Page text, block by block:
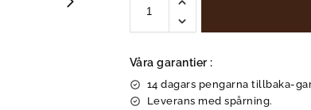
Våra garantier :
14 dagars pengarna tillbaka-
Leverans med spårning.